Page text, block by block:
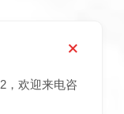
，欢迎来电咨